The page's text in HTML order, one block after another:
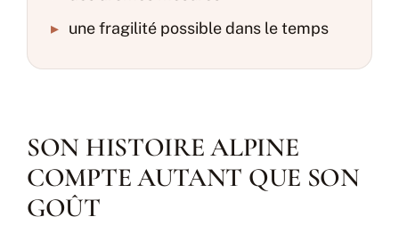
▸ une fragilité possible dans le temps
SON HISTOIRE ALPINE
COMPTE AUTANT QUE SON
GOÛT